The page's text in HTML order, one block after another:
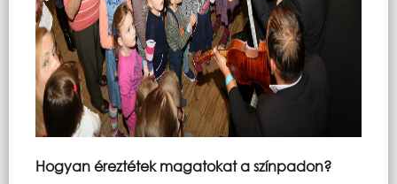
Hogyan éreztétek magatokat a színpadon?